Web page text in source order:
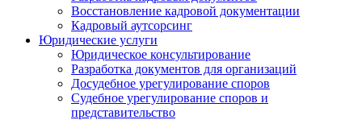
Восстановление кадровой документации
Кадровый аутсорсинг
Юридические услуги
Юридическое консультирование
Разработка документов для организаций
Досудебное урегулирование споров
Судебное урегулирование споров и
представительство